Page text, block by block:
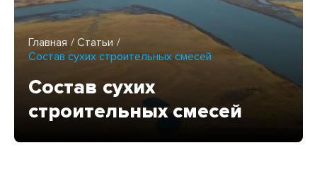
Главная
Статьи
Состав сухих строительных смесей
Состав сухих
строительных смесей